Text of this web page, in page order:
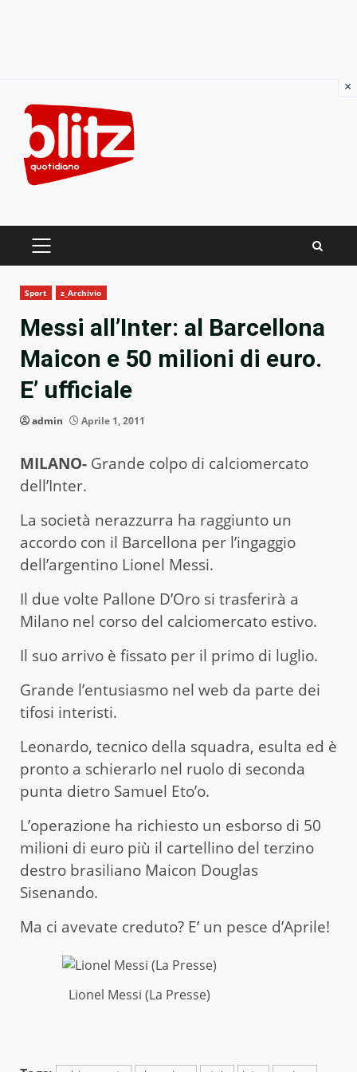
content
PRIMARY
Sport z_Archivio
Messi all’Inter: al Barcellona
Maicon e 50 milioni di euro.
E’ ufficiale
admin Aprile 1, 2011
MILANO- Grande colpo di calciomercato
dell’Inter.
La società nerazzurra ha raggiunto un
accordo con il Barcellona per l’ingaggio
dell’argentino Lionel Messi.
Il due volte Pallone D’Oro si trasferirà a
Milano nel corso del calciomercato estivo.
Il suo arrivo è fissato per il primo di luglio.
Grande l’entusiasmo nel web da parte dei
tifosi interisti.
Leonardo, tecnico della squadra, esulta ed è
pronto a schierarlo nel ruolo di seconda
punta dietro Samuel Eto’o.
L’operazione ha richiesto un esborso di 50
milioni di euro più il cartellino del terzino
destro brasiliano Maicon Douglas
Sisenando.
Ma ci avevate creduto? E’ un pesce d’Aprile!
Lionel Messi (La Presse)
×